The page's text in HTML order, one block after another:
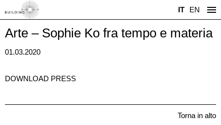
IT EN
Arte – Sophie Ko fra tempo e materia
01.03.2020
DOWNLOAD PRESS
Torna in alto